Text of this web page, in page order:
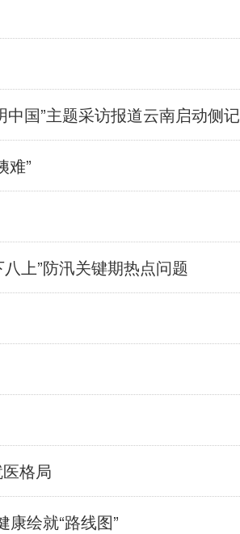
国”主题采访报道云南启动侧记
难”
上”防汛关键期热点问题
格局
康绘就“路线图”